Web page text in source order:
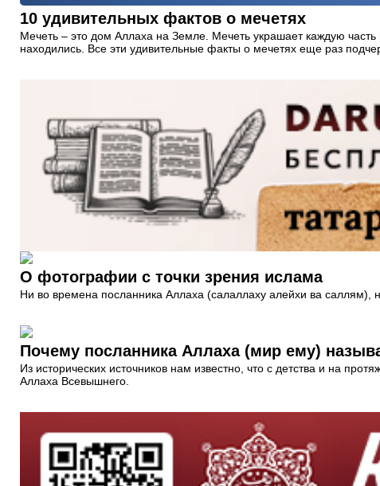
10 удивительных фактов о мечетях
Мечеть – это дом Аллаха на Земле. Мечеть украшает каждую
находились. Все эти удивительные факты о мечетях еще раз
О фотографии с точки зрения ислама
Ни во времена посланника Аллаха (салаллаху алейхи ва
Почему посланника Аллаха (мир ему)
Из исторических источников нам известно, что с детства и на
Аллаха Всевышнего.